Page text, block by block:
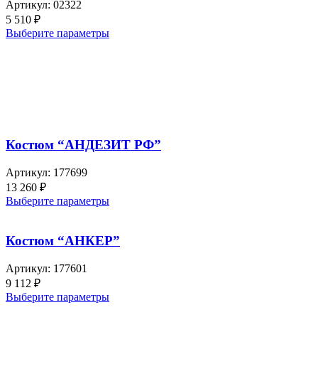
Артикул: 02322
5 510 ₽
Выберите параметры
Костюм “АНДЕЗИТ РФ”
Артикул: 177699
13 260 ₽
Выберите параметры
Костюм “АНКЕР”
Артикул: 177601
9 112 ₽
Выберите параметры